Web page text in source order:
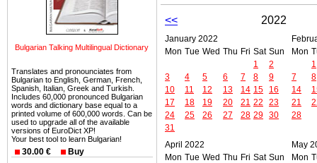
Bulgarian Talking Multilingual Dictionary
Translates and pronounciates from
Bulgarian to English, German, French,
Spanish, Italian, Greek and Turkish.
Includes 60,000 pronounced Bulgarian
words and dictionary base equal to a
printed volume of 600,000 words. Can be
used to upgrade all of the available
versions of EuroDict XP!
Your best tool to learn Bulgarian!
30.00 € Buy
<< 2022
January 2022
Mon Tue Wed Thu Fri Sat Sun
1
2
3
4 5 6 7 8
9
10
11 12 13 14 15
16
17
18 19 20 21 22
23
24
25 26 27 28 29 30
31
Mon
1
7
8
14
21
28
April 2022
Mon Tue Wed Thu Fri Sat Sun
May
Mon